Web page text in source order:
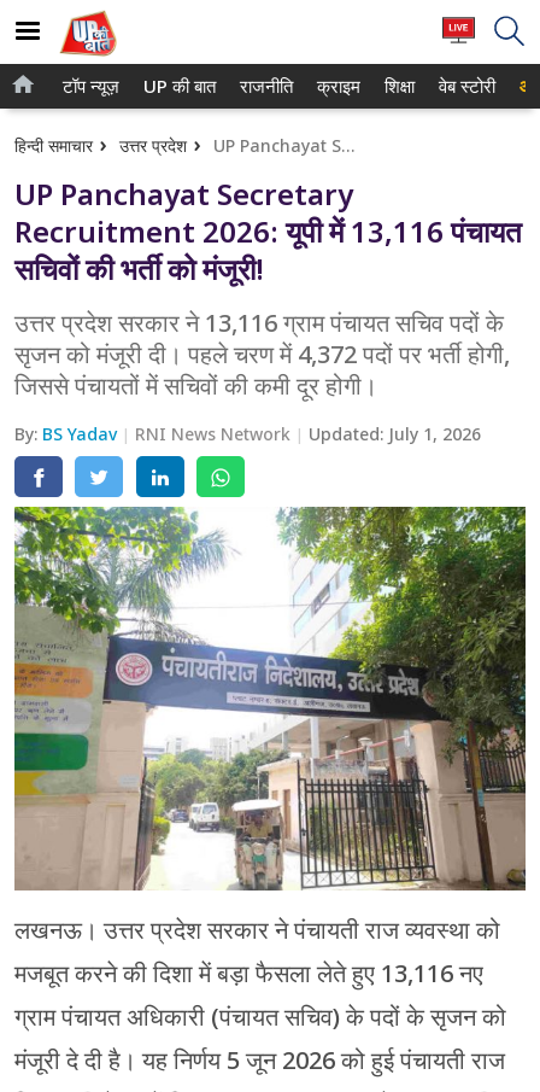
होम
टॉप न्यूज़
UP की बात
राजनीति
क्राइम
शिक्षा
टॉप न्यूज़ UP की बात राजनीति क्राइम शिक्षा वेब स्टोरी
हिन्दी समाचार उत्तर प्रदेश UP Panchayat Secretary Recruitment 2026: यूपी में 13,116 पंचायत सचिवों की भर्ती को मंजूरी!
UP Panchayat Secretary
Recruitment 2026: यूपी में 13,116 पंचायत
सचिवों की भर्ती को मंजूरी!
उत्तर प्रदेश सरकार ने 13,116 ग्राम पंचायत सचिव पदों के
सृजन को मंजूरी दी। पहले चरण में 4,372 पदों पर भर्ती होगी,
जिससे पंचायतों में सचिवों की कमी दूर होगी।
By: BS Yadav RNI News Network Updated: July 1, 2026
लखनऊ। उत्तर प्रदेश सरकार ने पंचायती राज व्यवस्था को
मजबूत करने की दिशा में बड़ा फैसला लेते हुए 13,116 नए
ग्राम पंचायत अधिकारी (पंचायत सचिव) के पदों के सृजन को
मंजूरी दे दी है। यह निर्णय 5 जून 2026 को हुई पंचायती राज
गाजियाबाद
लखनऊ
कानपुर
वाराणसी
आगरा
अलीगढ़
मथुरा
मेरठ
मुरादाबाद
गोरखपुर
प्रयागराज
रामपुर